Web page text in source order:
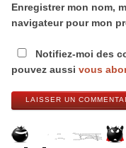
Enregistrer mon nom,
navigateur pour mon
Notifiez-moi des
pouvez aussi vous
LAISSER UN